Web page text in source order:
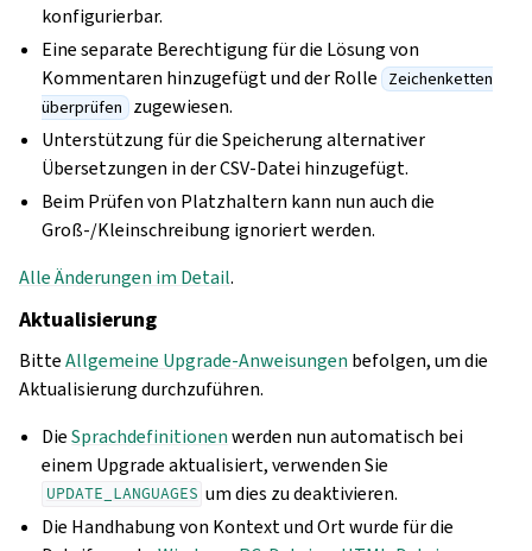
konfigurierbar.
Eine separate Berechtigung für die Lösung von
Kommentaren hinzugefügt und der Rolle Zeichenketten
überprüfen zugewiesen.
Unterstützung für die Speicherung alternativer
Übersetzungen in der CSV-Datei hinzugefügt.
Beim Prüfen von Platzhaltern kann nun auch die
Groß-/Kleinschreibung ignoriert werden.
Alle Änderungen im Detail.
Aktualisierung
BitteAllgemeine Upgrade-Anweisungen befolgen, um die
Aktualisierung durchzuführen.
DieSprachdefinitionenwerden nun automatisch bei
einem Upgrade aktualisiert, verwenden Sie
UPDATE_LANGUAGES um dies zu deaktivieren.
Die Handhabung von Kontext und Ort wurde für die